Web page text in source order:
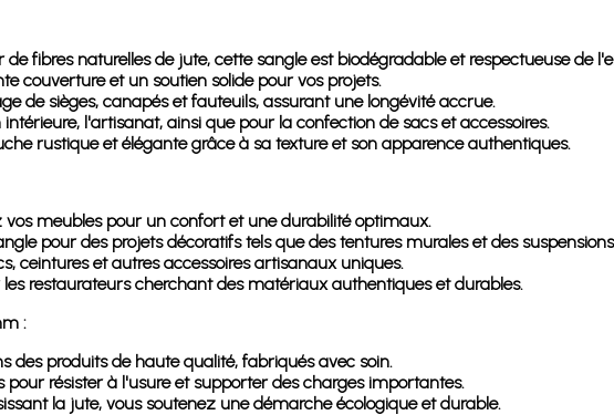
fibres naturelles de jute, cette sangle est biodégradable et respectueuse de
couverture et un soutien solide pour vos projets.
de sièges, canapés et fauteuils, assurant une longévité accrue.
l'artisanat, ainsi que pour la confection de sacs et accessoires.
rustique et élégante grâce à sa texture et son apparence authentiques.
vos meubles pour un confort et une durabilité optimaux.
pour des projets décoratifs tels que des tentures murales et des
ceintures et autres accessoires artisanaux uniques.
les restaurateurs cherchant des matériaux authentiques et durables.
:
des produits de haute qualité, fabriqués avec soin.
pour résister à l'usure et supporter des charges importantes.
la jute, vous soutenez une démarche écologique et durable.